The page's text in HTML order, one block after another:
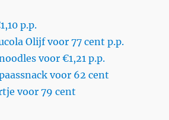
p.p.
Olijf voor 77 cent p.p.
voor €1,21 p.p.
voor 62 cent
voor 79 cent